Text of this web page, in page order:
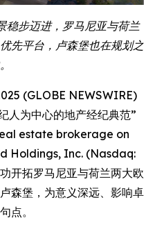
稳步迈进，罗马尼亚与荷兰
先平台，卢森堡也在规划之
(GLOBE NEWSWIRE)
人为中心的地产经纪典范”
estate brokerage on
Holdings, Inc. (Nasdaq:
开拓罗马尼亚与荷兰两大欧
森堡，为意义深远、影响卓
点。